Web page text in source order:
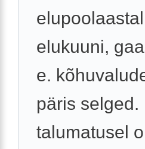
elukuuni,
e.
päris
talumatusel